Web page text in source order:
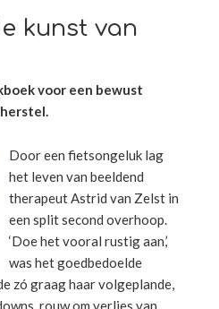
kunst van
voor een bewust
Door een fietsongeluk lag
het leven van beeldend
therapeut Astrid van Zelst in
een split second overhoop.
‘Doe het vooral rustig aan,’
was het goedbedoelde
zó graag haar volgeplande,
rouw om verlies van